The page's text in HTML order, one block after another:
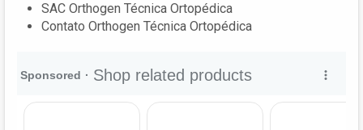
SAC Orthogen Técnica Ortopédica
Contato Orthogen Técnica Ortopédica